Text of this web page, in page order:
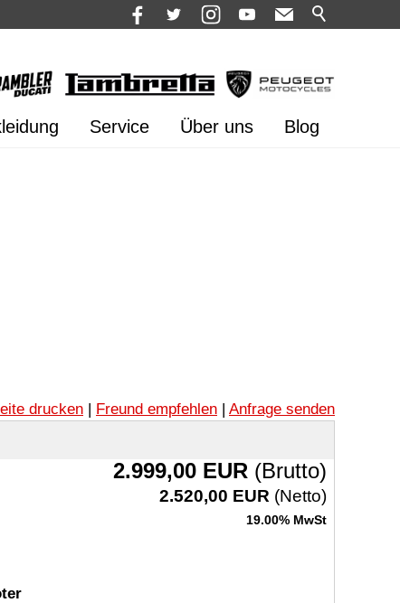
Service Über uns Blog
drucken Freund empfehlen Anfrage senden
2.999,00 EUR (Brutto)
2.520,00 EUR (Netto)
19.00% MwSt